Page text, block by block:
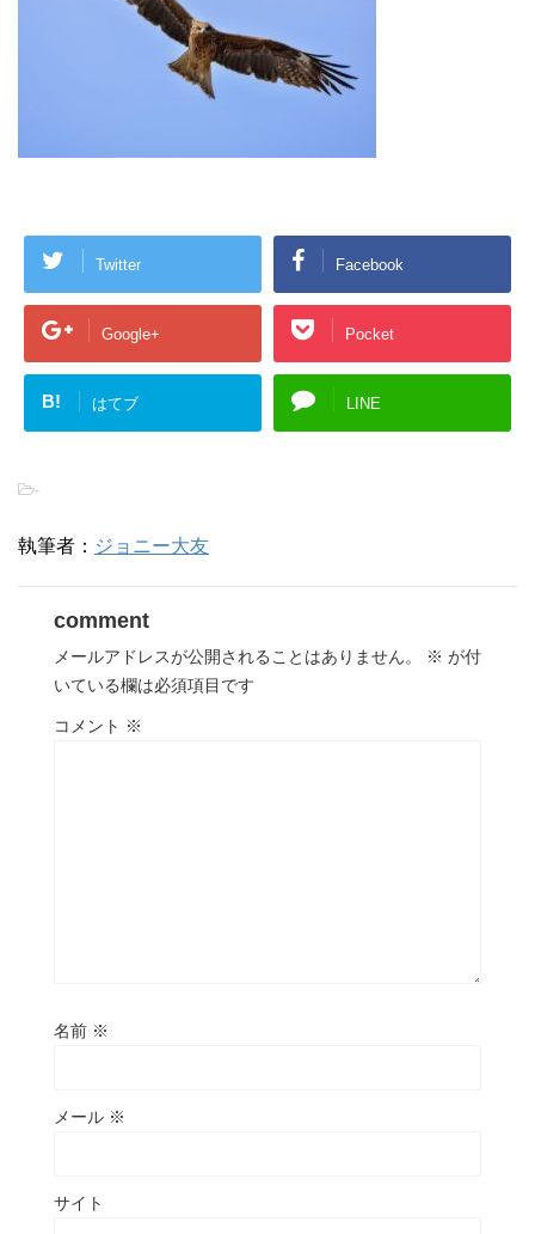
Twitter Facebook
Google+ Pocket
B! はてブ LINE
-
執筆者： ジョニー大友
comment
メールアドレスが公開されることはありません。 ※ が付
いている欄は必須項目です
コメント ※
名前 ※
メール ※
サイト